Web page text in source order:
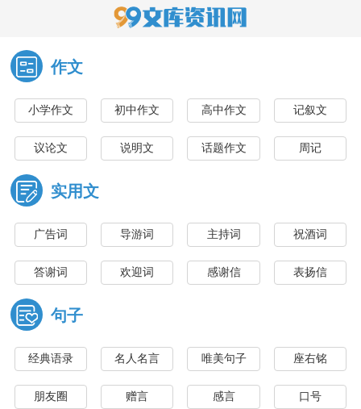
作文
小学作文 初中作文 高中作文 记叙文
议论文 说明文 话题作文 周记
日记
观后感
实用文
广告词 导游词 主持词 祝酒词
答谢词 欢迎词 感谢信 表扬信
句子
经典语录 名人名言 唯美句子 座右铭
朋友圈 赠言 感言 口号